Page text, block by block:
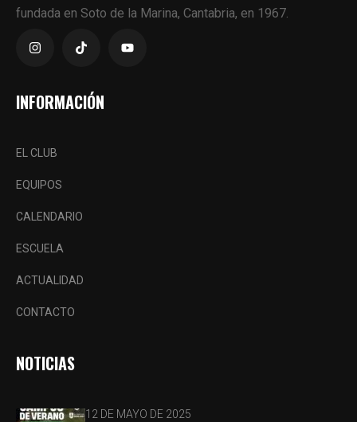
fundada en Soto de la Marina, Cantabria, en 1967.
INFORMACIÓN
EL CLUB
EQUIPOS
CALENDARIO
ESCUELA
ACTUALIDAD
CONTACTO
NOTICIAS
12 DE MAYO DE 2025